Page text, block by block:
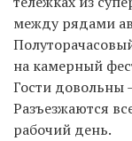
между рядами
на камерный
Гости довольны
Разъезжаются
рабочий день.